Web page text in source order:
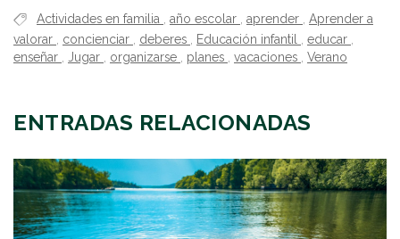
Actividades en familia año escolar aprender
Aprender a
valorar
concienciar deberes Educación infantil educar
enseñar
Jugar organizarse planes vacaciones Verano
ENTRADAS RELACIONADAS